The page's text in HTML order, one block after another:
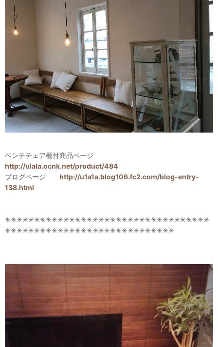
ベンチチェア棚付商品ページ
http://ulala.ocnk.net/product/484
ブログページ http://u1a1a.blog106.fc2.com/blog-entry-
138.html
✳✳✳✳✳✳✳✳✳✳✳✳✳✳✳✳✳✳✳✳✳✳✳✳✳✳✳✳✳✳✳✳✳✳✳
✳✳✳✳✳✳✳✳✳✳✳✳✳✳✳✳✳✳✳✳✳✳✳✳✳✳✳✳✳